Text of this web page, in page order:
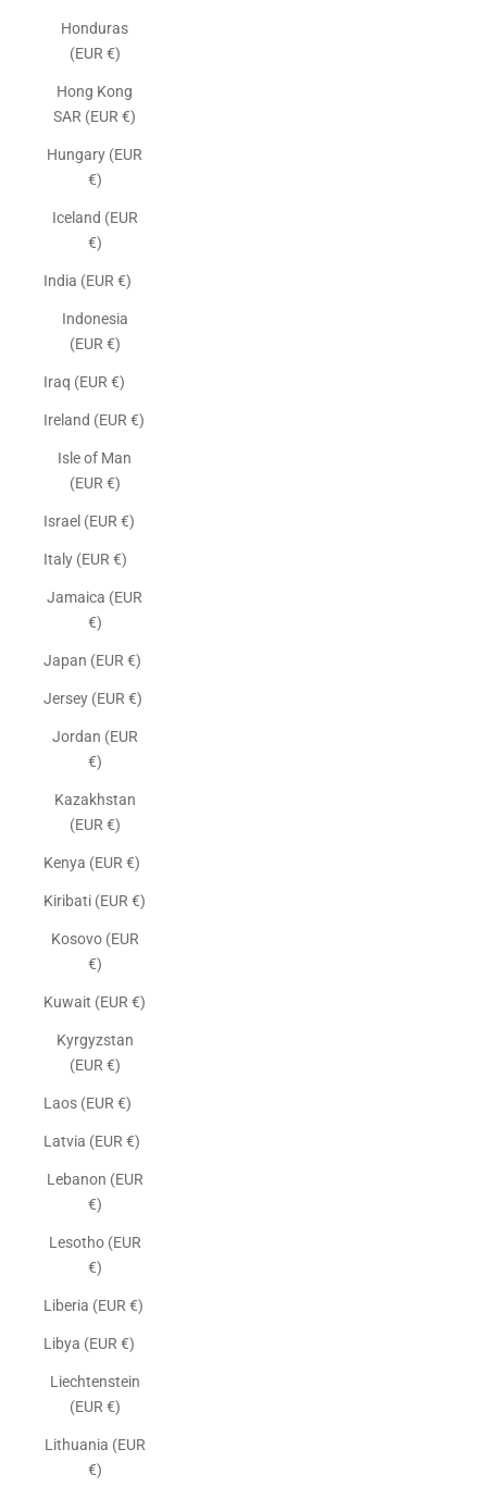
Honduras
(EUR €)
Hong Kong
SAR (EUR €)
Hungary (EUR
€)
Iceland (EUR
€)
India (EUR €)
Indonesia
(EUR €)
Iraq (EUR €)
Ireland (EUR €)
Isle of Man
(EUR €)
Israel (EUR €)
Italy (EUR €)
Jamaica (EUR
€)
Japan (EUR €)
Jersey (EUR €)
Jordan (EUR
€)
Kazakhstan
(EUR €)
Kenya (EUR €)
Kiribati (EUR €)
Kosovo (EUR
€)
Kuwait (EUR €)
Kyrgyzstan
(EUR €)
Laos (EUR €)
Latvia (EUR €)
Lebanon (EUR
€)
Lesotho (EUR
€)
Liberia (EUR €)
Libya (EUR €)
Liechtenstein
(EUR €)
Lithuania (EUR
€)